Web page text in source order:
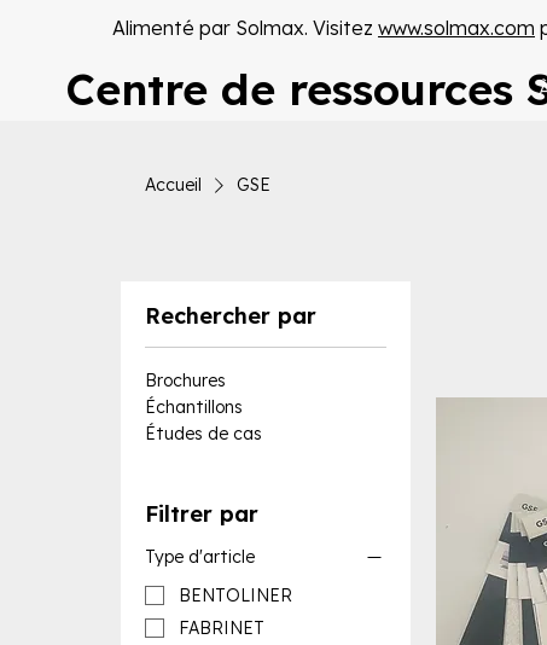
Alimenté par Solmax. Visitez www.solmax.com
Centre de ressources
Accueil GSE
Rechercher par
Brochures
Échantillons
Études de cas
Filtrer par
Type d'article
BENTOLINER
FABRINET